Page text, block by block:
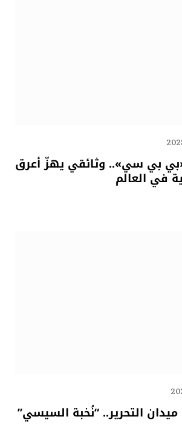
بي سي».. وثائقي يهزّ أعرق
في العالم
ميدان التحرير.. “نُخبة السيسي”